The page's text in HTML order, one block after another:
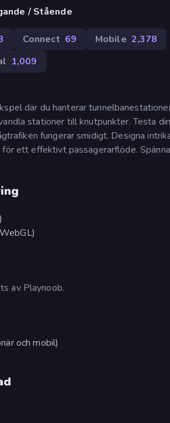
/ Stående
Connect 69 Mobile 2,378
1,009
där du hanterar
stationer till knutpunkter. Testa
fungerar smidigt. Designa
ett effektivt passagerarflöde.
av Playnoob.
och mobil)